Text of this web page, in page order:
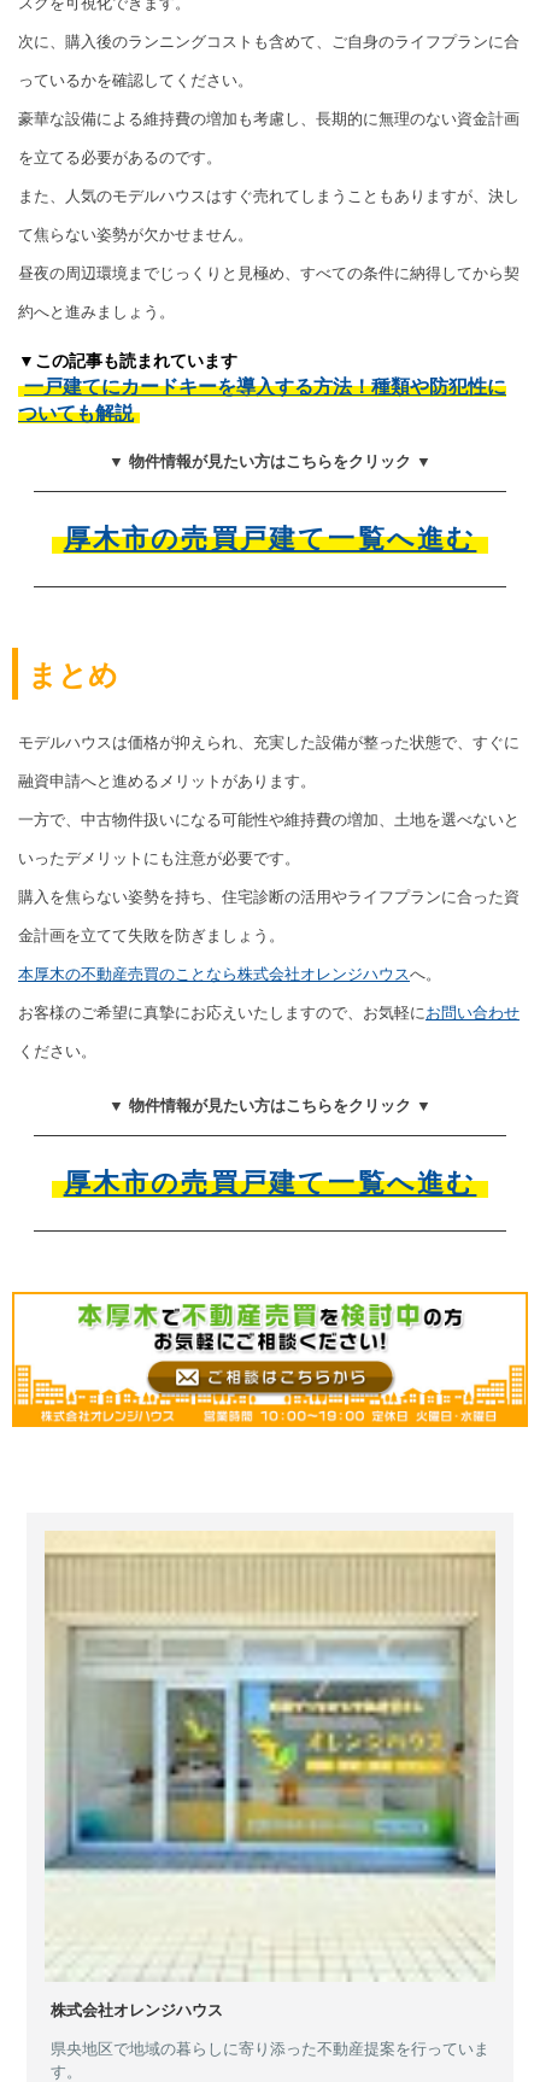
次に、購入後のランニングコストも含めて、ご自身のライフプランに合
っているかを確認してください。
豪華な設備による維持費の増加も考慮し、長期的に無理のない資金計画
を立てる必要があるのです。
また、人気のモデルハウスはすぐ売れてしまうこともありますが、決し
て焦らない姿勢が欠かせません。
昼夜の周辺環境までじっくりと見極め、すべての条件に納得してから契
約へと進みましょう。
▼この記事も読まれています
一戸建てにカードキーを導入する方法！種類や防犯性に
ついても解説
▼ 物件情報が見たい方はこちらをクリック ▼
厚木市の売買戸建て一覧へ進む
まとめ
モデルハウスは価格が抑えられ、充実した設備が整った状態で、すぐに
融資申請へと進めるメリットがあります。
一方で、中古物件扱いになる可能性や維持費の増加、土地を選べないと
いったデメリットにも注意が必要です。
購入を焦らない姿勢を持ち、住宅診断の活用やライフプランに合った資
金計画を立てて失敗を防ぎましょう。
本厚木の不動産売買のことなら株式会社オレンジハウスへ。
お客様のご希望に真摯にお応えいたしますので、お気軽に お問い合わせ
ください。
▼ 物件情報が見たい方はこちらをクリック ▼
厚木市の売買戸建て一覧へ進む
株式会社オレンジハウス
県央地区で地域の暮らしに寄り添った不動産提案を行っていま
す。